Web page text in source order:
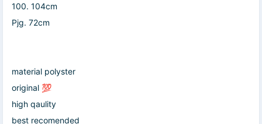
100. 104cm
Pjg. 72cm
material polyster
original 💯
high qaulity
best recomended